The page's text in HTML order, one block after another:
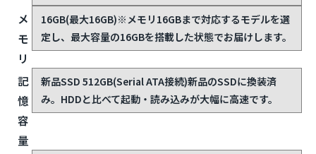
メ
モ
リ
16GB(最大16GB)※メモリ16GBまで対応するモデルを選
定し、最大容量の16GBを搭載した状態でお届けします。
記
憶
容
量
新品SSD 512GB(Serial ATA接続)新品のSSDに換装済
み。HDDと比べて起動・読み込みが大幅に高速です。